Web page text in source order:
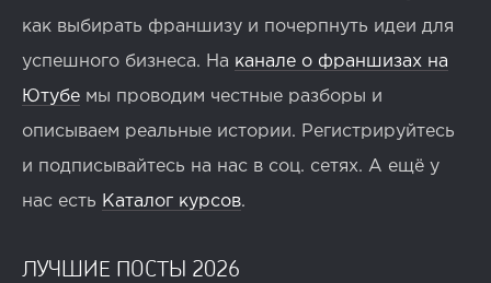
как выбирать франшизу и почерпнуть идеи для
успешного бизнеса. На канале о франшизах на
Ютубе мы проводим честные разборы и
описываем реальные истории. Регистрируйтесь
и подписывайтесь на нас в соц. сетях. А ещё у
нас есть Каталог курсов.
ЛУЧШИЕ ПОСТЫ 2026